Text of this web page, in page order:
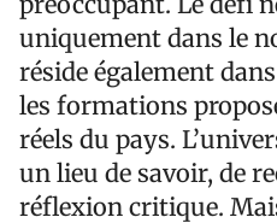
uniquement dans le
réside également
les formations
réels du pays.
un lieu de savoir, de
réflexion critique.